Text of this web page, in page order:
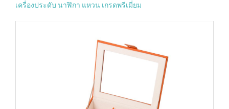
เครื่องประดับ นาฬิกา แหวน เกรดพรีเมี่ยม